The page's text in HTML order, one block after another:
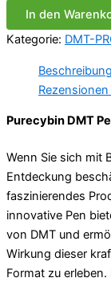
0,5
ml
Menge
In den
Kategorie: DMT-
Beschreibung
Rezensionen
Purecybin DMT
Wenn Sie sich mit
Entdeckung
faszinierendes
innovative Pen
von DMT und
Wirkung dieser
Format zu